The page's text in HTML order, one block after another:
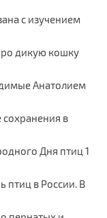
с изучением
дикую кошку
Анатолием
сохранения в
Дня птиц 1
птиц в России. В